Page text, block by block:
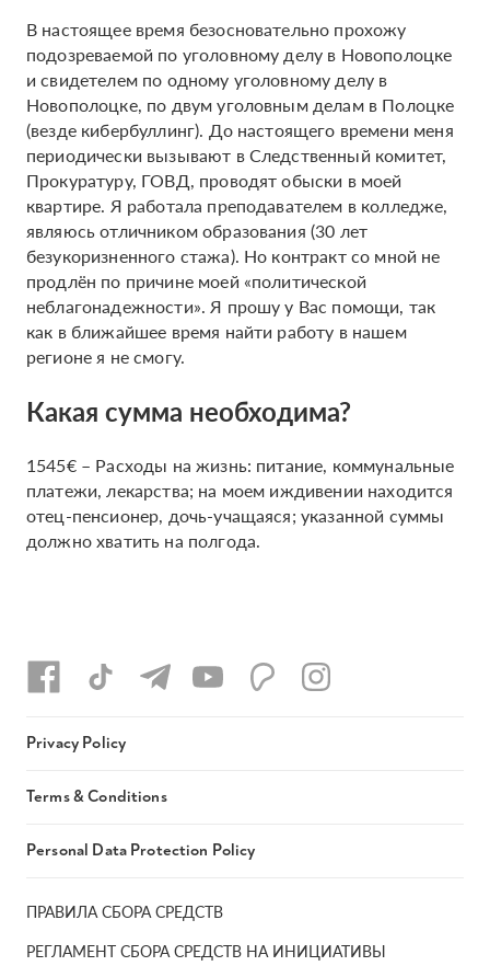
В настоящее время безосновательно прохожу
подозреваемой по уголовному делу в Новополоцке
и свидетелем по одному уголовному делу в
Новополоцке, по двум уголовным делам в Полоцке
(везде кибербуллинг). До настоящего времени меня
периодически вызывают в Следственный комитет,
Прокуратуру, ГОВД, проводят обыски в моей
квартире. Я работала преподавателем в колледже,
являюсь отличником образования (30 лет
безукоризненного стажа). Но контракт со мной не
продлён по причине моей «политической
неблагонадежности». Я прошу у Вас помощи, так
как в ближайшее время найти работу в нашем
регионе я не смогу.
Какая сумма необходима?
1545€ – Расходы на жизнь: питание, коммунальные
платежи, лекарства; на моем иждивении находится
отец-пенсионер, дочь-учащаяся; указанной суммы
должно хватить на полгода.
ПРАВИЛА СБОРА СРЕДСТВ
РЕГЛАМЕНТ СБОРА СРЕДСТВ НА ИНИЦИАТИВЫ
Privacy Policy
Terms & Conditions
Personal Data Protection Policy